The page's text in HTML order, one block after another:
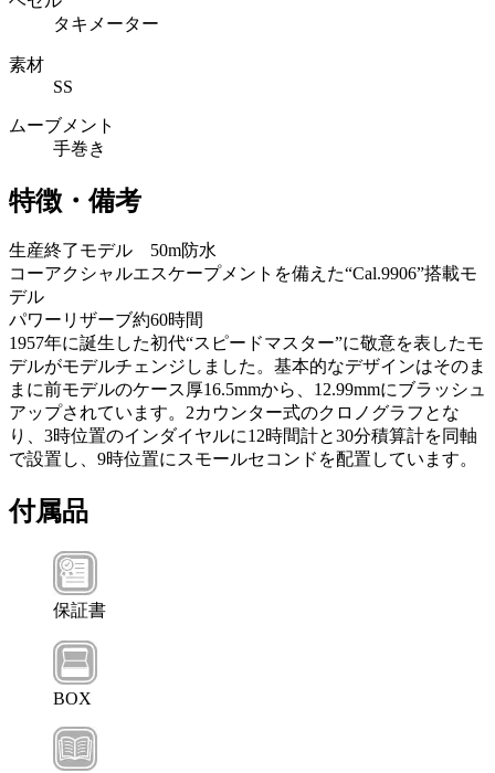
タキメーター
素材
SS
ムーブメント
手巻き
特徴・備考
生産終了モデル 50m防水
コーアクシャルエスケープメントを備えた“Cal.9906”搭載モ
デル
パワーリザーブ約60時間
1957年に誕生した初代“スピードマスター”に敬意を表したモ
デルがモデルチェンジしました。基本的なデザインはそのま
まに前モデルのケース厚16.5mmから、12.99mmにブラッシュ
アップされています。2カウンター式のクロノグラフとな
り、3時位置のインダイヤルに12時間計と30分積算計を同軸
で設置し、9時位置にスモールセコンドを配置しています。
付属品
保証書
BOX